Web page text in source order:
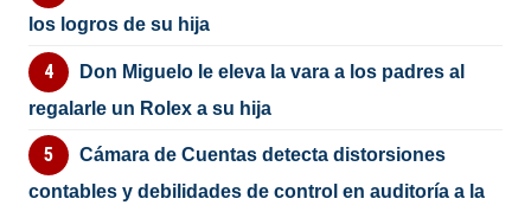
los logros de su hija
Don Miguelo le eleva la vara a los padres al
regalarle un Rolex a su hija
Cámara de Cuentas detecta distorsiones
contables y debilidades de control en auditoría a la